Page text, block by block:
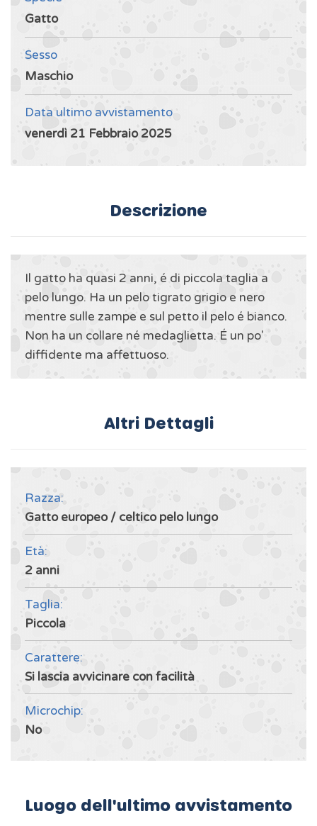
Gatto
Sesso
Maschio
Data ultimo avvistamento
venerdì 21 Febbraio 2025
Descrizione
Il gatto ha quasi 2 anni, é di piccola taglia a
pelo lungo. Ha un pelo tigrato grigio e nero
mentre sulle zampe e sul petto il pelo é bianco.
Non ha un collare né medaglietta. É un po'
diffidente ma affettuoso.
Altri Dettagli
Razza:
Gatto europeo / celtico pelo lungo
Età:
2 anni
Taglia:
Piccola
Carattere:
Si lascia avvicinare con facilità
Microchip:
No
Luogo dell'ultimo avvistamento